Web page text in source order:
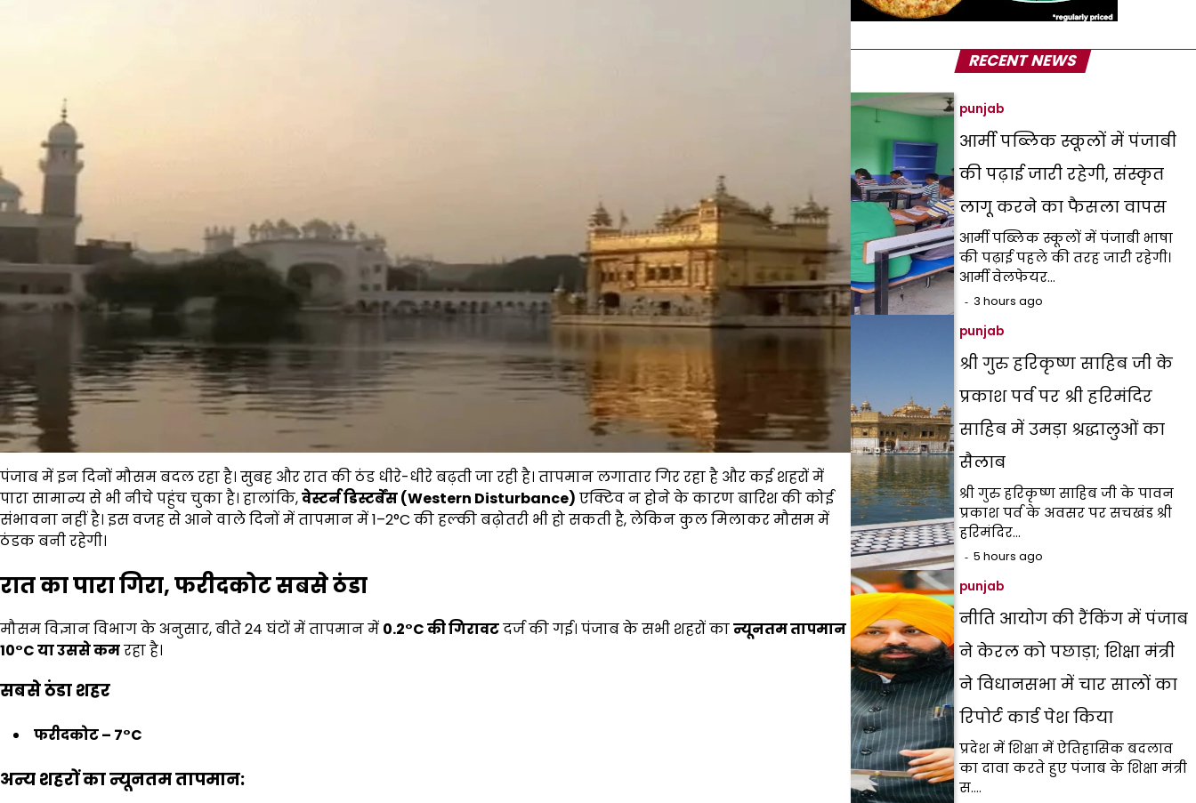
पंजाब में इन दिनों मौसम बदल रहा है। सुबह और रात की ठंड धीरे-धीरे बढ़ती जा रही है। तापमान लगातार गिर रहा है और कई शहरों में
पारा सामान्य से भी नीचे पहुंच चुका है। हालांकि,वेस्टर्न डिस्टर्बेंस (Western Disturbance) एक्टिव न होने के कारण बारिश की कोई
संभावना नहीं है। इस वजह से आने वाले दिनों में तापमान में 1–2°C की हल्की बढ़ोतरी भी हो सकती है, लेकिन कुल मिलाकर मौसम में
ठंडक बनी रहेगी।
रात का पारा गिरा,फरीदकोट सबसे ठंडा
मौसम विज्ञान विभाग के अनुसार, बीते 24 घंटों में तापमान में 0.2°Cकी गिरावटदर्ज की गई। पंजाब के सभी शहरों कान्यूनतम तापमान
10°Cया उससे कमरहा है।
सबसे ठंडा शहर
फरीदकोट– 7°C
अन्य शहरों का न्यूनतम तापमान:
RECENT NEWS
punjab
आर्मी पब्लिक स्कूलों में पंजाबी
की पढ़ाई जारी रहेगी, संस्कृत
लागू करने का फैसला वापस
आर्मी पब्लिक स्कूलों में पंजाबी भाषा
की पढ़ाई पहले की तरह जारी रहेगी।
आर्मी वेलफेयर…
3 hours ago
punjab
श्री गुरु हरिकृष्ण साहिब जी के
प्रकाश पर्व पर श्री हरिमंदिर
साहिब में उमड़ा श्रद्धालुओं का
सैलाब
श्री गुरु हरिकृष्ण साहिब जी के पावन
प्रकाश पर्व के अवसर पर सचखंड श्री
हरिमंदिर…
5 hours ago
punjab
नीति आयोग की रैंकिंग में पंजाब
ने केरल को पछाड़ा; शिक्षा मंत्री
ने विधानसभा में चार सालों का
रिपोर्ट कार्ड पेश किया
प्रदेश में शिक्षा में ऐतिहासिक बदलाव
का दावा करते हुए पंजाब के शिक्षा मंत्री
स.…